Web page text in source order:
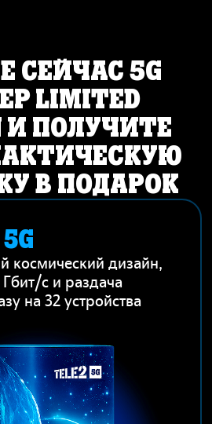
СЕЙЧАС 5G
LIMITED
И ПОЛУЧИТЕ
В ПОДАРОК
космический дизайн,
Гбит/с и раздача
на 32 устройства